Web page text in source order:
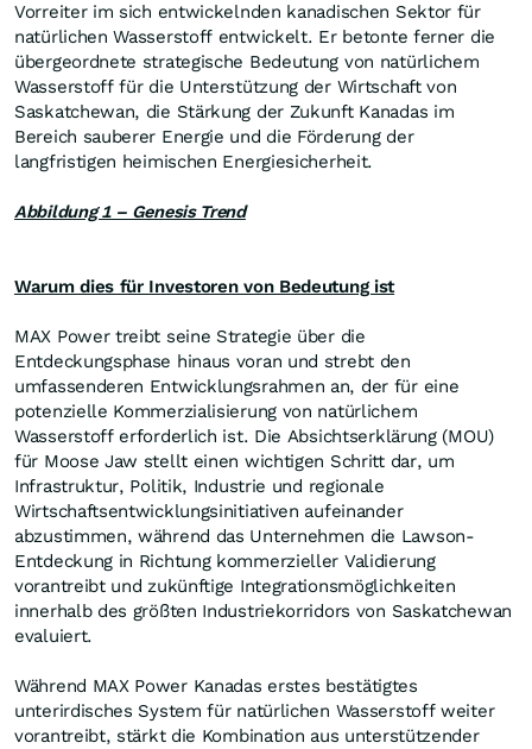
Vorreiter im sich entwickelnden kanadischen Sektor für
natürlichen Wasserstoff entwickelt. Er betonte ferner die
übergeordnete strategische Bedeutung von natürlichem
Wasserstoff für die Unterstützung der Wirtschaft von
Saskatchewan, die Stärkung der Zukunft Kanadas im
Bereich sauberer Energie und die Förderung der
langfristigen heimischen Energiesicherheit.
Abbildung 1 – Genesis Trend
Warum dies für Investoren von Bedeutung ist
MAX Power treibt seine Strategie über die
Entdeckungsphase hinaus voran und strebt den
umfassenderen Entwicklungsrahmen an, der für eine
potenzielle Kommerzialisierung von natürlichem
Wasserstoff erforderlich ist. Die Absichtserklärung (MOU)
für Moose Jaw stellt einen wichtigen Schritt dar, um
Infrastruktur, Politik, Industrie und regionale
Wirtschaftsentwicklungsinitiativen aufeinander
abzustimmen, während das Unternehmen die Lawson-
Entdeckung in Richtung kommerzieller Validierung
vorantreibt und zukünftige Integrationsmöglichkeiten
innerhalb des größten Industriekorridors von Saskatchewan
evaluiert.
Während MAX Power Kanadas erstes bestätigtes
unterirdisches System für natürlichen Wasserstoff weiter
vorantreibt, stärkt die Kombination aus unterstützender